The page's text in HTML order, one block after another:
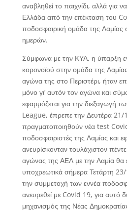
αναβληθεί το παιχνίδι, αλλά για
Ελλάδα από την επέκταση του
ποδοσφαιρική ομάδα της Λαμίας
ημερών.
Σύμφωνα με την ΚΥΑ, η ύπαρξη
κορονοϊού στην ομάδα της
αγώνα της στο Περιστέρι, ήταν
μόνο γι’ αυτόν τον αγώνα και
εφαρμόζεται για την διεξαγωγή
League, έπρεπε την Δευτέρα
πραγματοποιηθούν νέα test
ποδοσφαιριστές της Λαμίας και
ανευρίσκονταν τουλάχιστον
αγώνας της ΑΕΛ με την Λαμία θα
υποχρεωτικά σήμερα Τετάρτη
την συμμετοχή των εννέα
ανευρεθεί με Covid 19, για αυτό
μηχανισμός της Νέας